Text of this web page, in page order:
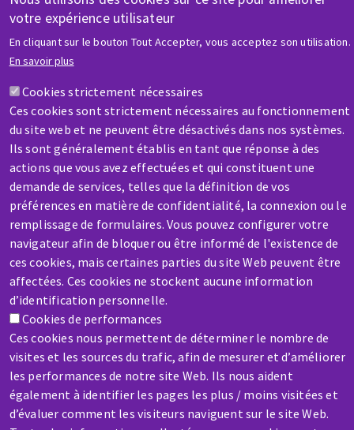
votre expérience utilisateur
En cliquant sur le bouton Tout Accepter, vous acceptez son utilisation.
En savoir plus
Cookies strictement nécessaires
Ces cookies sont strictement nécessaires au fonctionnement
du site web et ne peuvent être désactivés dans nos systèmes.
Ils sont généralement établis en tant que réponse à des
actions que vous avez effectuées et qui constituent une
demande de services, telles que la définition de vos
préférences en matière de confidentialité, la connexion ou le
remplissage de formulaires. Vous pouvez configurer votre
navigateur afin de bloquer ou être informé de l'existence de
ces cookies, mais certaines parties du site Web peuvent être
affectées. Ces cookies ne stockent aucune information
d’identification personnelle.
Cookies de performances
Ces cookies nous permettent de déterminer le nombre de
visites et les sources du trafic, afin de mesurer et d’améliorer
les performances de notre site Web. Ils nous aident
également à identifier les pages les plus / moins visitées et
d’évaluer comment les visiteurs naviguent sur le site Web.
AIDE & CONTACT
Une question ? Un renseignement ?
Contactez-nous
SAV / RÉPARATION
Une machine cassée ? En panne ?
Contactez-nous
Aller